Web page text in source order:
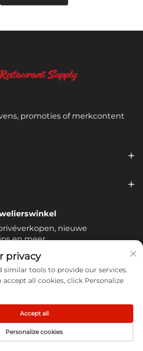
promoties of merkcontent
nieuwe
en meer.
privacy
similar tools to provide our services.
all cookies, click Personalize
Personalize cookies
Accept all